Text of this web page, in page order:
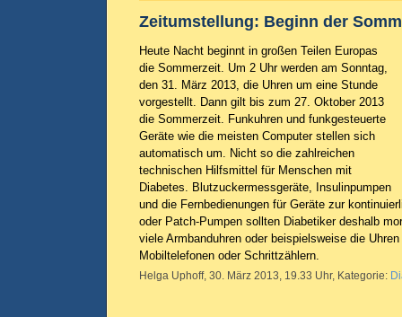
Zeitumstellung: Beginn der
Heute Nacht beginnt in großen Teilen Europas
die Sommerzeit. Um 2 Uhr werden am Sonntag,
den 31. März 2013, die Uhren um eine Stunde
vorgestellt. Dann gilt bis zum 27. Oktober 2013
die Sommerzeit. Funkuhren und funkgesteuerte
Geräte wie die meisten Computer stellen sich
automatisch um. Nicht so die zahlreichen
technischen Hilfsmittel für Menschen mit
Diabetes. Blutzuckermessgeräte, Insulinpumpen
und die Fernbedienungen für Geräte zur
oder Patch-Pumpen sollten Diabetiker deshalb
viele Armbanduhren oder beispielsweise die
Mobiltelefonen oder Schrittzählern.
Helga Uphoff, 30. März 2013, 19.33 Uhr, Kategorie: